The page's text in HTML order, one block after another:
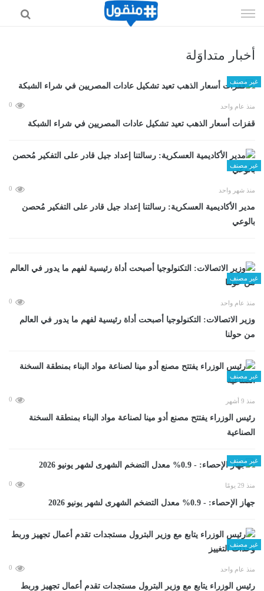
الى
أخبار متداوَلة
غير مصنف
منذ عام واحد 0
قفزات أسعار الذهب تعيد تشكيل عادات المصريين في شراء الشبكة
غير مصنف
منذ شهر واحد 0
مدير الأكاديمية العسكرية: رسالتنا إعداد جيل قادر على التفكير مُحصن
بالوعي
غير مصنف
منذ عام واحد 0
وزير الاتصالات: التكنولوجيا أصبحت أداة رئيسية لفهم ما يدور في العالم
من حولنا
غير مصنف
منذ 9 أشهر 0
رئيس الوزراء يفتتح مصنع أدو مينا لصناعة مواد البناء بمنطقة السخنة
الصناعية
غير مصنف
منذ 29 يومًا 0
جهاز الإحصاء: - 0.9% معدل التضخم الشهرى لشهر يونيو 2026
غير مصنف
منذ عام واحد 0
رئيس الوزراء يتابع مع وزير البترول مستجدات تقدم أعمال تجهيز وربط